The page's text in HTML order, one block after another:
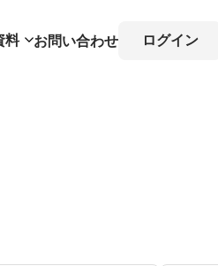
料 お問い合わせ ログイン